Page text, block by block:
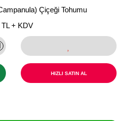
Çiçeği Tohumu
TL + KDV
HIZLI SATIN AL